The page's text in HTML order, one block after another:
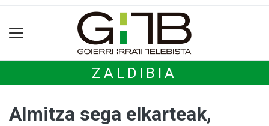
ZALDIBIA
Almitza sega elkarteak,